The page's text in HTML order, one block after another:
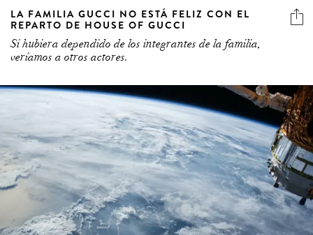
LA FAMILIA GUCCI NO ESTÁ FELIZ CON EL
REPARTO DE HOUSE OF GUCCI
Si hubiera dependido de los integrantes de la familia,
veríamos a otros actores.